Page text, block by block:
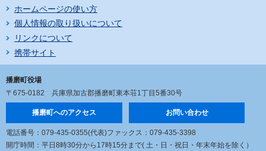
ホームページの使い方
個人情報の取り扱いについて
リンクについて
携帯サイト
播磨町役場
〒675-0182 兵庫県加古郡播磨町東本荘1丁目5番30号
播磨町へのアクセス お問い合わせ
電話番号：079-435-0355(代表)ファックス：079-435-3398
開庁時間：平日8時30分から17時15分まで( 土・日・祝日・年末年始を除く）